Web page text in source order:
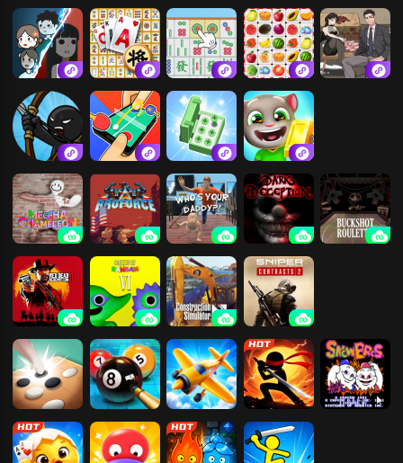
麻将连连看 五子棋 掼蛋 五子棋挑战赛
猛鬼宿舍 挪了个对
挪对对碰消消
游戏
快连连看
火柴人战争遗
产
双人游戏场 闯关大聪明 汤姆猫跑酷
超级变色龙 武装原型 谁是你爸爸 黑暗欺骗
荒野大镖客2 班班幼儿园6 建筑模拟器
狙击手：幽灵
战士契约2
五林 王者3D台球 飞行棋大招版
火柴人功夫对
战